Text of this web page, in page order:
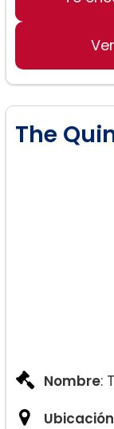
The
Nombre:
Ubicación